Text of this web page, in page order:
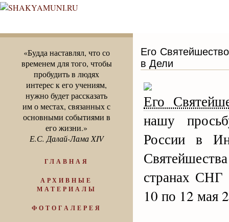
«Будда наставлял, что со
временем для того, чтобы
пробудить в людях
интерес к его учениям,
нужно будет рассказать
им о местах, связанных с
основными событиями в
его жизни.»
Е.С. Далай-Лама XIV
ГЛАВНАЯ
АРХИВНЫЕ
МАТЕРИАЛЫ
ФОТОГАЛЕРЕЯ
Его
в Дели
Его
нашу
России в
странах СНГ
10 по 12 мая